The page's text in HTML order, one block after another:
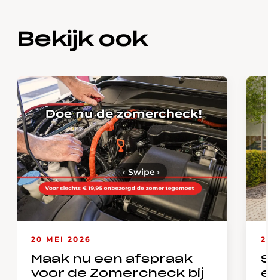
Bekijk ook
20 MEI 2026
Maak nu een afspraak
voor de Zomercheck bij
‹ Swipe›